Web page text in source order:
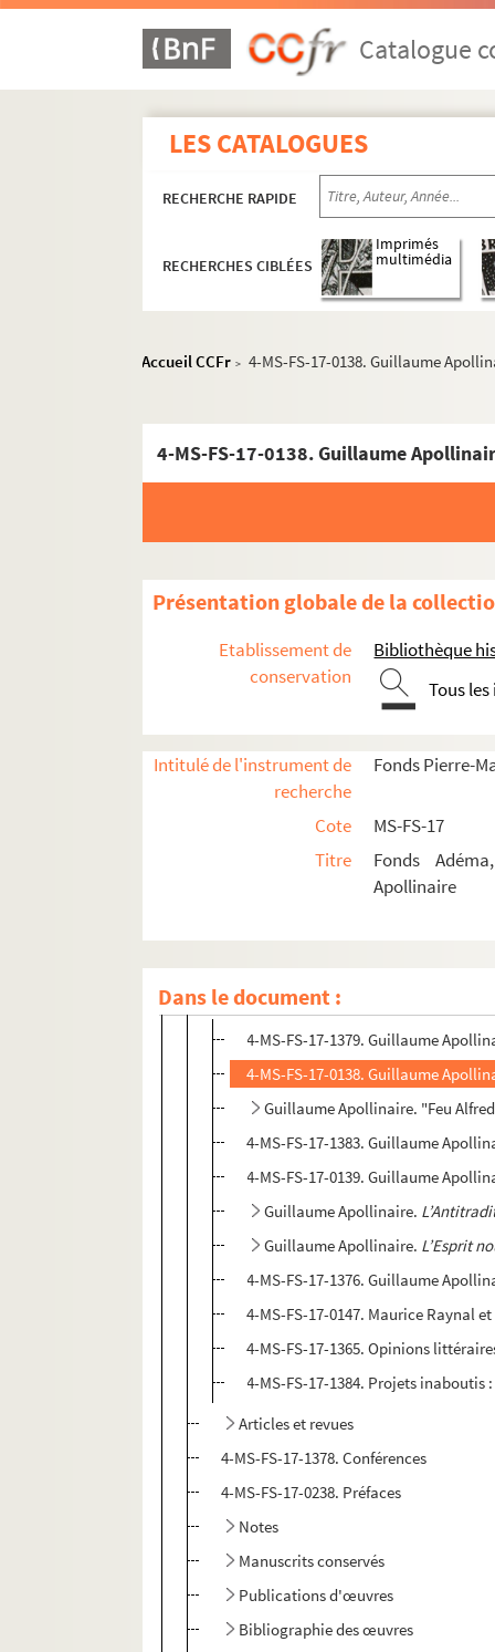
Catalogue
LES CATALOGUES
RECHERCHE RAPIDE
RECHERCHES CIBLÉES
Imprimés
multimédia
Accueil CCFr > 4-MS-FS-17-0138. Guillaume
4-MS-FS-17-0138. Guillaume
Présentation globale de la
Etablissement de
conservation
Bibliothèque
Tous
Intitulé de l'instrument de
recherche
Fonds Pierre-
Cote
MS-FS-17
Titre
Fonds
Apollinaire
Dans le document :
Œuvres
Poésie
Textes et éditions érotiques
Critique d'art
Critique littéraire
4-MS-FS-17-1379. Guillaume
4-MS-FS-17-0138. Guillaume
Guillaume Apollinaire. "Feu
4-MS-FS-17-1383. Guillaume
4-MS-FS-17-0139. Guillaume
Guillaume Apollinaire.
Guillaume Apollinaire. L’Esprit
4-MS-FS-17-1376. Guillaume
4-MS-FS-17-0147. Maurice Raynal
4-MS-FS-17-1365. Opinions
4-MS-FS-17-1384. Projets
Articles et revues
4-MS-FS-17-1378. Conférences
4-MS-FS-17-0238. Préfaces
Notes
Manuscrits conservés
Publications d'œuvres
Bibliographie des œuvres